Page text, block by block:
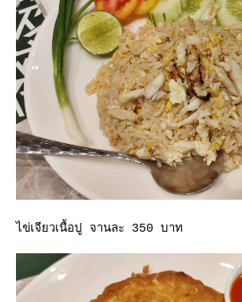
ไข่เจียวเนื้อปู จานละ 350 บาท